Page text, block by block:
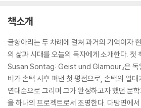
책소개
글항아리는 두 차례에 걸쳐 과거의 기억이자
의 삶과 시대를 오늘의 독자에게 소개한다. 첫
Susan Sontag: Geist und Glamour』은 독
버가 손택 사후 펴낸 첫 평전으로, 손택의 일
연대순으로 그리며 그가 완성하고자 했던 문
을 하나의 프로젝트로서 조명한다. 다방면에